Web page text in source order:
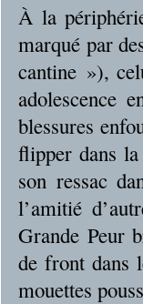
À la
marqué par
cantine »),
adolescence
blessures
flipper dans
son ressac
l’amitié
Grande Peur
de front dans
mouettes